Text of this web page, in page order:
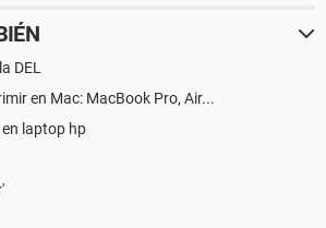
DEL
en Mac: MacBook Pro, Air...
laptop hp